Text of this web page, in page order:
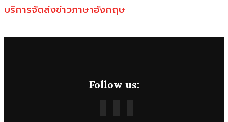
บริการจัดส่งข่าวภาษาอังกฤษ
Follow us: